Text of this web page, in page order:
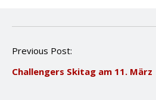
P
s
Previous Post:
Challengers Skitag am 11. März